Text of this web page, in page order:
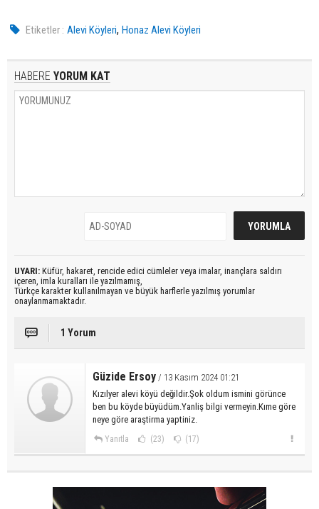
Etiketler : Alevi Köyleri,Honaz Alevi Köyleri
HABERE YORUM KAT
UYARI: Küfür, hakaret, rencide edici cümleler veya imalar, inançlara saldırı
içeren, imla kuralları ile yazılmamış,
Türkçe karakter kullanılmayan ve büyük harflerle yazılmış yorumlar
onaylanmamaktadır.
1 Yorum
Güzide Ersoy / 13 Kasım 2024 01:21
Kızılyer alevi köyü değildir.Şok oldum ismini görünce
ben bu köyde büyüdüm.Yanliş bilgi vermeyin.Kıme göre
neye göre araştirma yaptiniz.
Yanıtla (23) (17)